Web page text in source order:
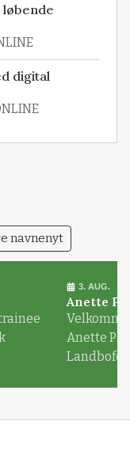
løbende
digital
navnenyt
3. AUG.
Anette
Anette